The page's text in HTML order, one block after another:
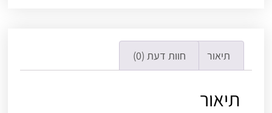
תיאור חוות דעת (0)
תיאור